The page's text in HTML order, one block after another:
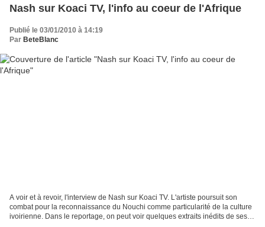
Nash sur Koaci TV, l'info au coeur de l'Afrique
Publié le 03/01/2010 à 14:19
Par BeteBlanc
A voir et à revoir, l'interview de Nash sur Koaci TV. L'artiste poursuit son
combat pour la reconnaissance du Nouchi comme particularité de la culture
ivoirienne. Dans le reportage, on peut voir quelques extraits inédits de ses